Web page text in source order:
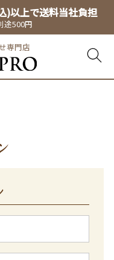
)以上で送料当社負担
途500円
専門店